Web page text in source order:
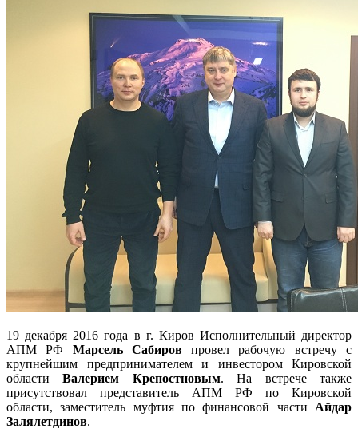
19 декабря 2016 года в г. Киров Исполнительный директор
АПМ РФ Марсель Сабировпровел рабочую встречу с
крупнейшим предпринимателем и инвестором Кировской
областиВалерием Крепостновым. На встрече также
присутствовал представитель АПМ РФ по Кировской
области, заместитель муфтия по финансовой части Айдар
Залялетдинов.